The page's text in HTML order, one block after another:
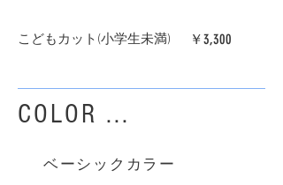
​こどもカット(小学生未満) ￥3,300
​COLOR ...
​ベーシックカラー